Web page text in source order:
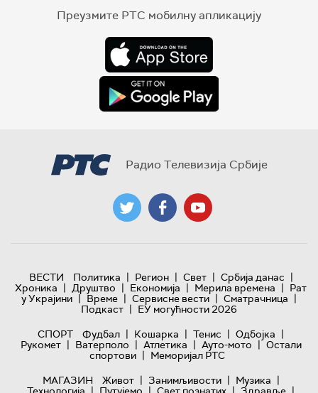
Преузмите РТС мобилну апликацију
Радио Телевизија Србије
ВЕСТИ Политика | Регион | Свет | Србија данас |
Хроника | Друштво | Економија | Мерила времена | Рат
у Украјини | Време | Сервисне вести | Сматрачница |
Подкаст | ЕУ могућности 2026
СПОРТ
Фудбал | Кошарка | Тенис | Одбојка |
Рукомет | Ватерполо | Атлетика | Ауто-мото | Остали
спортови | Меморијал РТС
МАГАЗИН
Живот | Занимљивости | Музика |